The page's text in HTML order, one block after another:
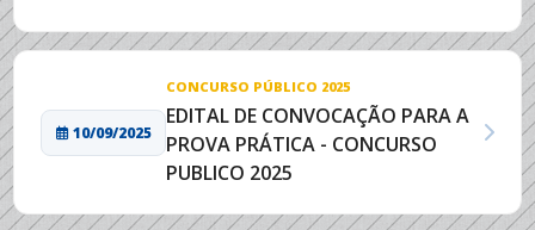
10/09/2025
CONCURSO PÚBLICO 2025
EDITAL DE CONVOCAÇÃO PARA A
PROVA PRÁTICA - CONCURSO
PUBLICO 2025